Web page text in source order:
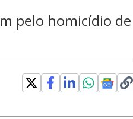
pelo homicídio de